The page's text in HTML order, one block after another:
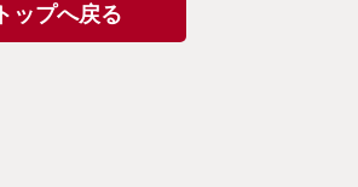
トップへ戻る